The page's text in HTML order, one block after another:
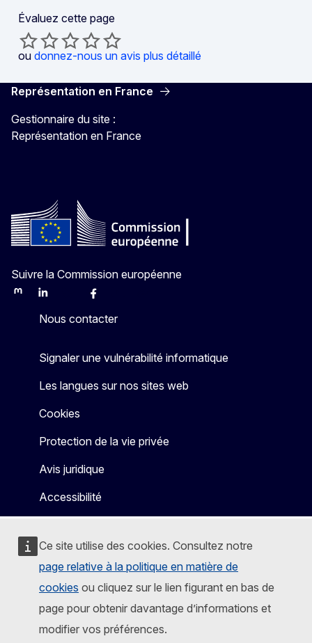
Ce site utilise des cookies. Consultez notre
page relative à la politique en matière de
cookies ou cliquez sur le lien figurant en bas de
page pour obtenir davantage d’informations et
modifier vos préférences.
Évaluez cette page
ou donnez-nous un avis plus détaillé
Représentation en France
Gestionnaire du site :
Représentation en France
Suivre la Commission européenne
MastodonLinkedInBlueskyFacebook
Nous contacter
Signaler une vulnérabilité informatique
Les langues sur nos sites web
Cookies
Protection de la vie privée
Avis juridique
Accessibilité